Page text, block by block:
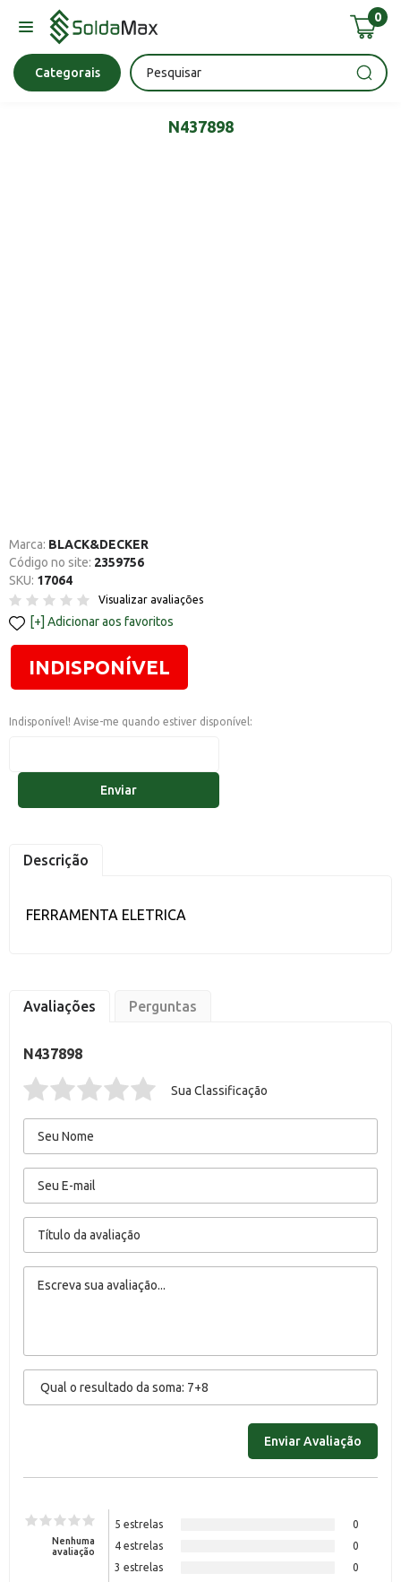
0
Categorais
Bateria Chave Impacto Esmerilhadeira
N437898
Marca: BLACK&DECKER
Código no site: 2359756
SKU: 17064
Visualizar avaliações
Adicionar aos favoritos
INDISPONÍVEL
Indisponível! Avise-me quando estiver disponível:
Enviar
Descrição
FERRAMENTA ELETRICA
Avaliações Perguntas
N437898
Sua Classificação
Nenhuma
avaliação
5 estrelas
0
4 estrelas
0
3 estrelas
0